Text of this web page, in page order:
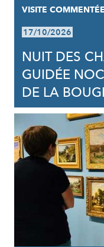
VISITE COMMENTÉE
17/10/2026
NUIT DES
GUIDÉE
DE LA